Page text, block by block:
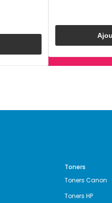
Toners
Toners Canon
Toners HP